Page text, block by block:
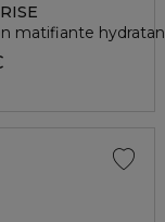
matifiante